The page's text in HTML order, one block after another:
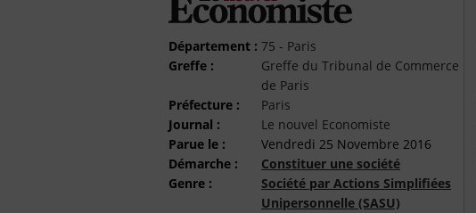
Département : 75 - Paris
Greffe :
Greffe du Tribunal de Commerce
de Paris
Préfecture :
Paris
Journal :
Le nouvel Economiste
Parue le :
Vendredi 25 Novembre 2016
Démarche :
Constituer une société
Genre :
Société par Actions Simplifiées
Unipersonnelle (SASU)